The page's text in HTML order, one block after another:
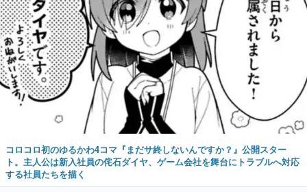
コロコロ初のゆるかわ4コマ『まだサ終しないんですか？』公開スター
ト。主人公は新入社員の侘石ダイヤ、ゲーム会社を舞台にトラブルへ対応
する社員たちを描く